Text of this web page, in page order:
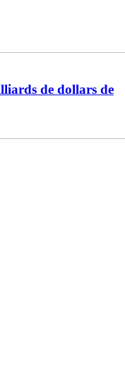
de dollars de